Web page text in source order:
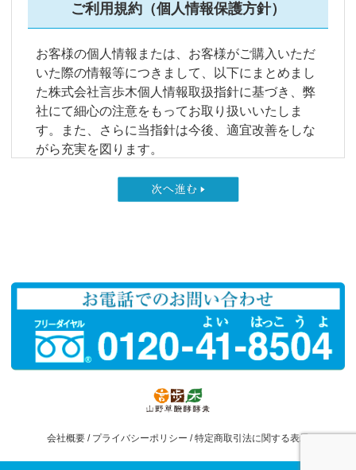
ご利用規約（個人情報保護方針）
お客様の個人情報または、お客様がご購入いただ
いた際の情報等につきまして、以下にまとめまし
た株式会社言歩木個人情報取扱指針に基づき、弊
社にて細心の注意をもってお取り扱いいたしま
す。また、さらに当指針は今後、適宜改善をしな
がら充実を図ります。
1. 法令・社内規定等の遵守
言歩木は、個人情報に関する諸法令、国が定める
2. 個人情報の取得・利用・提供
言歩木は、個人情報を取得する際は、利用目的を
できる限り明確にするとともに、適法かつ公正な
手段を用います。取得した個人情報は、法令等に
用目的の範囲内で利用致します。また、ご本人の
き、第三者への提供は致しません。
利用目的
会社概要 / プライバシーポリシー / 特定商取引法に関する表示